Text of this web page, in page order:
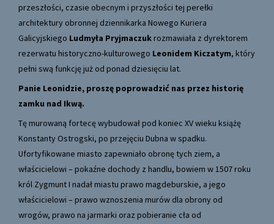
przeszłości, czasie obecnym i przyszłości tej perełki
architektury obronnej dziennikarka Nowego Kuriera
Galicyjskiego Ludmyła Pryjmaczukrozmawiała z dyrektorem
rezerwatu historyczno-kulturowego Leonidem Kiczatym, który
pełni swą funkcję już od ponad dziesięciu lat.
Panie Leonidzie, proszę poprowadzić nas przez historię
zamku nad Ikwą.
Tę murowaną fortecę wybudował pod koniec XV wieku książę
Konstanty Ostrogski, po przejęciu Dubna w spadku.
Ufortyfikowane miasto zapewniało obronę tych ziem, a
właścicielowi – pokaźne dochody z handlu, bowiem w 1507 roku
król Zygmunt I nadał miastu prawo magdeburskie, a jego
właścicielowi – prawo wznoszenia murów dla obrony od
wrogów, prawo na jarmarki oraz pobieranie cła od